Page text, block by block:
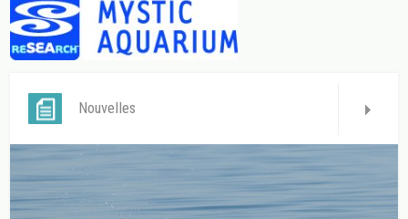
Nouvelles